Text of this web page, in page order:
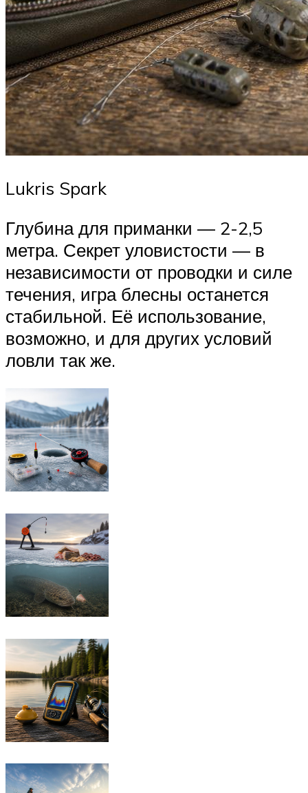
Lukris Spark
Глубина для приманки — 2-2,5
метра. Секрет уловистости — в
независимости от проводки и силе
течения, игра блесны останется
стабильной. Её использование,
возможно, и для других условий
ловли так же.